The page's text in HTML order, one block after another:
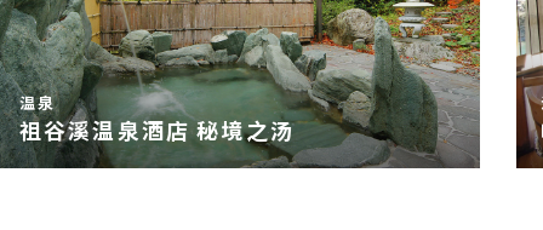
温泉
祖谷溪温泉酒店 秘境之汤